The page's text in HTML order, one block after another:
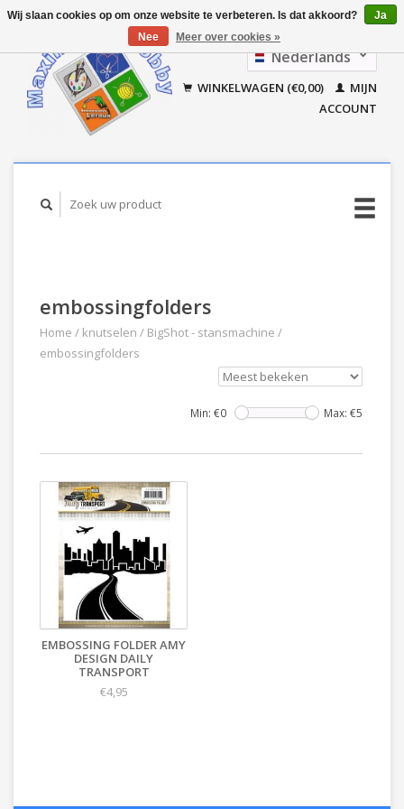
Nederlands
Français
WINKELWAGEN (€0,00)
MIJN
ACCOUNT
embossingfolders
Home / knutselen / BigShot - stansmachine /
embossingfolders
Min: €0 Max: €5
EMBOSSING FOLDER AMY
DESIGN DAILY
TRANSPORT
€4,95
Wij slaan cookies op om onze website te verbeteren. Is dat akkoord?
Ja
Nee
Meer over cookies »